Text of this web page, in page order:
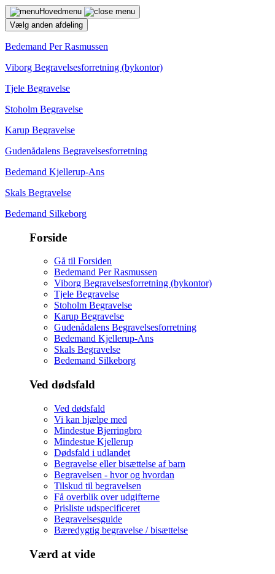
Hovedmenu
Vælg anden afdeling
Bedemand Per Rasmussen
Viborg Begravelsesforretning (bykontor)
Tjele Begravelse
Stoholm Begravelse
Karup Begravelse
Gudenådalens Begravelsesforretning
Bedemand Kjellerup-Ans
Skals Begravelse
Bedemand Silkeborg
Forside
Gå til Forsiden
Bedemand Per Rasmussen
Viborg Begravelsesforretning (bykontor)
Tjele Begravelse
Stoholm Begravelse
Karup Begravelse
Gudenådalens Begravelsesforretning
Bedemand Kjellerup-Ans
Skals Begravelse
Bedemand Silkeborg
Ved dødsfald
Ved dødsfald
Vi kan hjælpe med
Mindestue Bjerringbro
Mindestue Kjellerup
Dødsfald i udlandet
Begravelse eller bisættelse af barn
Begravelsen - hvor og hvordan
Tilskud til begravelsen
Få overblik over udgifterne
Prisliste udspecificeret
Begravelsesguide
Bæredygtig begravelse / bisættelse
Værd at vide